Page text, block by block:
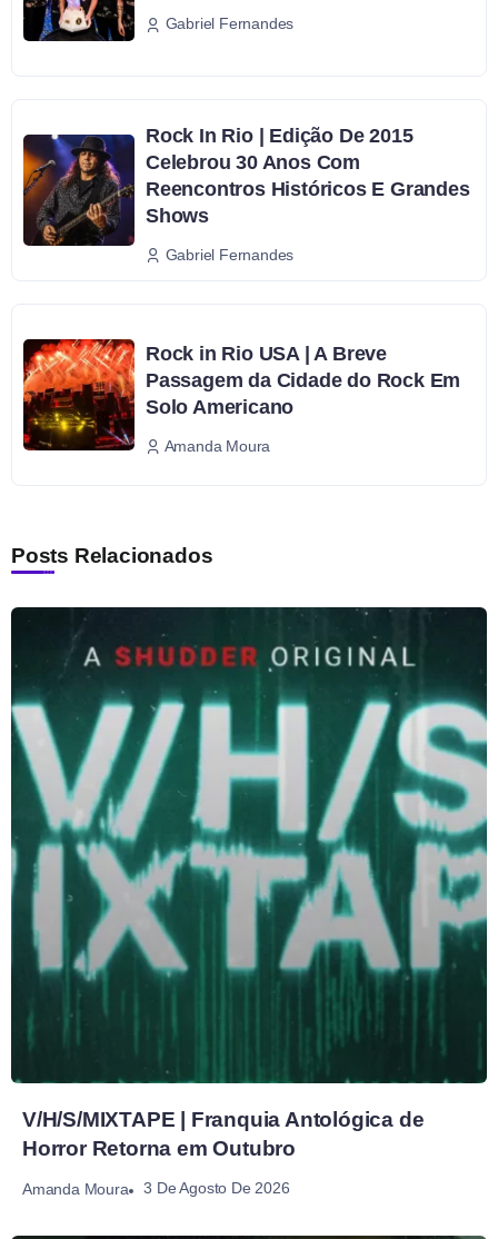
Gabriel Fernandes
Rock In Rio | Edição De 2015
Celebrou 30 Anos Com
Reencontros Históricos E Grandes
Shows
Gabriel Fernandes
Rock in Rio USA | A Breve
Passagem da Cidade do Rock Em
Solo Americano
Amanda Moura
Posts Relacionados
V/H/S/MIXTAPE | Franquia Antológica de
Horror Retorna em Outubro
Amanda Moura 3 De Agosto De 2026